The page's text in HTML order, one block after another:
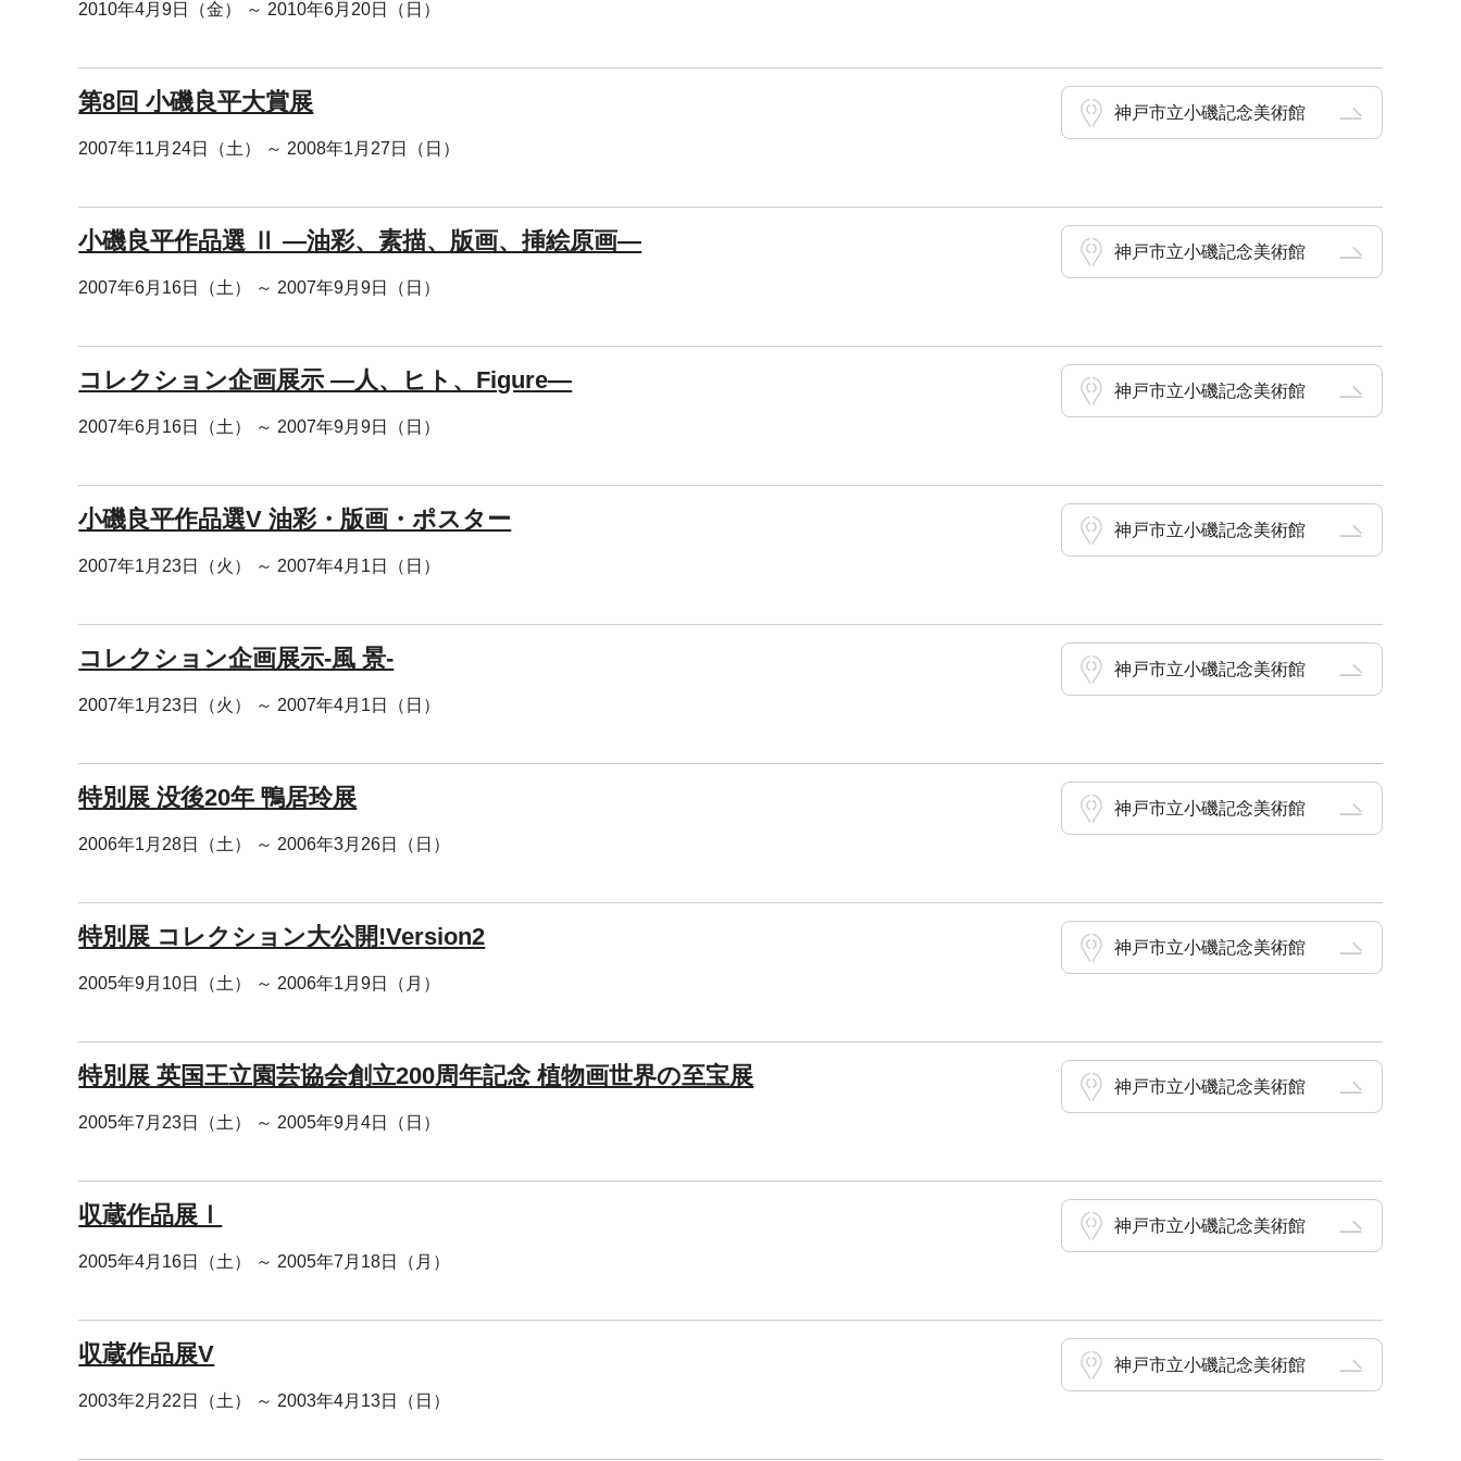
2010年4月9日（金） ～ 2010年6月20日（日）
第8回 小磯良平大賞展
2007年11月24日（土） ～ 2008年1月27日（日）
神戸市立小磯記念美術館
小磯良平作品選 Ⅱ ―油彩、素描、版画、挿絵原画―
2007年6月16日（土） ～ 2007年9月9日（日）
神戸市立小磯記念美術館
コレクション企画展示 ―人、ヒト、Figure―
2007年6月16日（土） ～ 2007年9月9日（日）
神戸市立小磯記念美術館
小磯良平作品選V 油彩・版画・ポスター
2007年1月23日（火） ～ 2007年4月1日（日）
神戸市立小磯記念美術館
コレクション企画展示-風 景-
2007年1月23日（火） ～ 2007年4月1日（日）
神戸市立小磯記念美術館
特別展 没後20年 鴨居玲展
2006年1月28日（土） ～ 2006年3月26日（日）
神戸市立小磯記念美術館
特別展 コレクション大公開!Version2
2005年9月10日（土） ～ 2006年1月9日（月）
神戸市立小磯記念美術館
特別展 英国王立園芸協会創立200周年記念 植物画世界の至宝展
2005年7月23日（土） ～ 2005年9月4日（日）
神戸市立小磯記念美術館
収蔵作品展Ⅰ
2005年4月16日（土） ～ 2005年7月18日（月）
神戸市立小磯記念美術館
収蔵作品展V
2003年2月22日（土） ～ 2003年4月13日（日）
神戸市立小磯記念美術館